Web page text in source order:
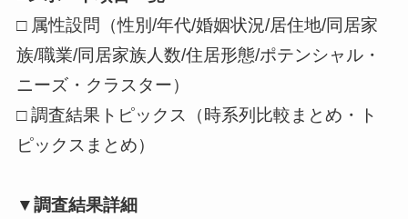
□ 属性設問（性別/年代/婚姻状況/居住地/同居家
族/職業/同居家族人数/住居形態/ポテンシャル・
ニーズ・クラスター）
□ 調査結果トピックス（時系列比較まとめ・ト
ピックスまとめ）
▼調査結果詳細